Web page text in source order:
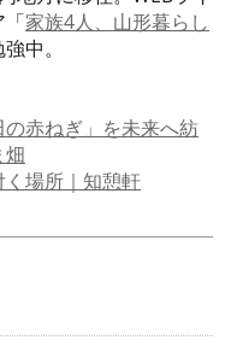
「家族4人、山形暮らし
中。
赤ねぎ」を未来へ紡
畑
場所｜知憩軒